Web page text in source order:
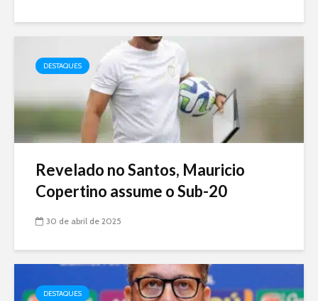
DESTAQUES
Revelado no Santos, Mauricio
Copertino assume o Sub-20
30 de abril de 2025
DESTAQUES